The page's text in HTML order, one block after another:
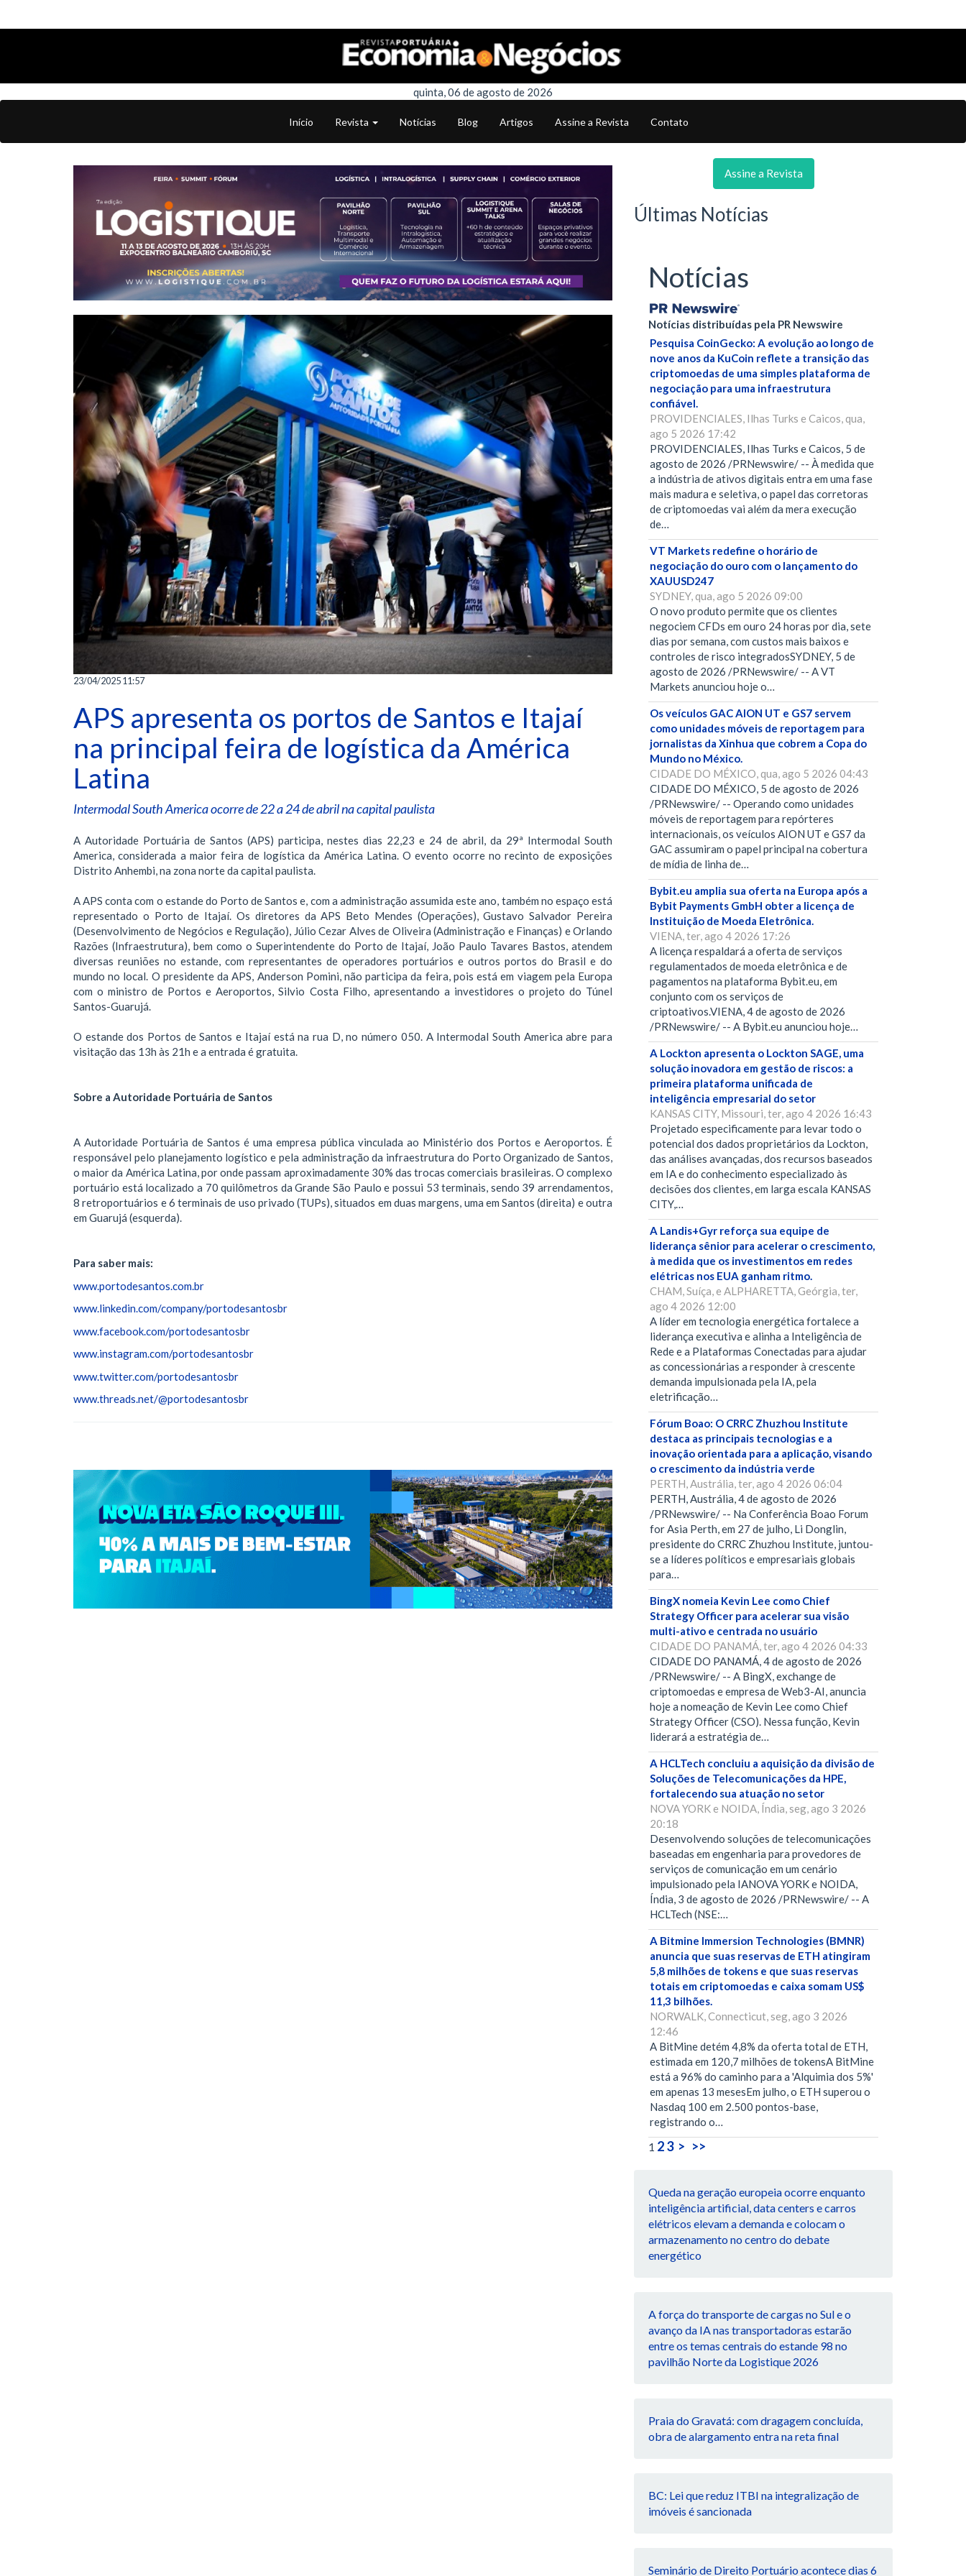
quinta, 06 de agosto de 2026
Início Revista Notícias Blog Artigos Assine a Revista Contato
23/04/2025 11:57
APS apresenta os portos de Santos e Itajaí
na principal feira de logística da América
Latina
Intermodal South America ocorre de 22 a 24 de abril na capital paulista
A Autoridade Portuária de Santos (APS) participa, nestes dias 22,23 e 24 de abril, da 29ª Intermodal South
America, considerada a maior feira de logística da América Latina. O evento ocorre no recinto de exposições
Distrito Anhembi, na zona norte da capital paulista.
A APS conta com o estande do Porto de Santos e, com a administração assumida este ano, também no espaço está
representado o Porto de Itajaí. Os diretores da APS Beto Mendes (Operações), Gustavo Salvador Pereira
(Desenvolvimento de Negócios e Regulação), Júlio Cezar Alves de Oliveira (Administração e Finanças) e Orlando
Razões (Infraestrutura), bem como o Superintendente do Porto de Itajaí, João Paulo Tavares Bastos, atendem
diversas reuniões no estande, com representantes de operadores portuários e outros portos do Brasil e do
mundo no local. O presidente da APS, Anderson Pomini, não participa da feira, pois está em viagem pela Europa
com o ministro de Portos e Aeroportos, Silvio Costa Filho, apresentando a investidores o projeto do Túnel
Santos-Guarujá.
O estande dos Portos de Santos e Itajaí está na rua D, no número 050. A Intermodal South America abre para
visitação das 13h às 21h e a entrada é gratuita.
Sobre a Autoridade Portuária de Santos
A Autoridade Portuária de Santos é uma empresa pública vinculada ao Ministério dos Portos e Aeroportos. É
responsável pelo planejamento logístico e pela administração da infraestrutura do Porto Organizado de Santos,
o maior da América Latina, por onde passam aproximadamente 30% das trocas comerciais brasileiras. O complexo
portuário está localizado a 70 quilômetros da Grande São Paulo e possui 53 terminais, sendo 39 arrendamentos,
8 retroportuários e 6 terminais de uso privado (TUPs), situados em duas margens, uma em Santos (direita) e outra
em Guarujá (esquerda).
Para saber mais:
www.portodesantos.com.br
www.linkedin.com/company/portodesantosbr
www.facebook.com/portodesantosbr
www.instagram.com/portodesantosbr
www.twitter.com/portodesantosbr
www.threads.net/@portodesantosbr
Assine a Revista
Últimas Notícias
Notícias
Notícias distribuídas pela PR Newswire
Pesquisa CoinGecko: A evolução ao longo de
nove anos da KuCoin reflete a transição das
criptomoedas de uma simples plataforma de
negociação para uma infraestrutura
confiável.
PROVIDENCIALES, Ilhas Turks e Caicos, qua,
ago 5 2026 17:42
PROVIDENCIALES, Ilhas Turks e Caicos, 5 de
agosto de 2026 /PRNewswire/ -- À medida que
a indústria de ativos digitais entra em uma fase
mais madura e seletiva, o papel das corretoras
de criptomoedas vai além da mera execução
de…
VT Markets redefine o horário de
negociação do ouro com o lançamento do
XAUUSD247
SYDNEY, qua, ago 5 2026 09:00
O novo produto permite que os clientes
negociem CFDs em ouro 24 horas por dia, sete
dias por semana, com custos mais baixos e
controles de risco integradosSYDNEY, 5 de
agosto de 2026 /PRNewswire/ -- A VT
Markets anunciou hoje o…
Os veículos GAC AION UT e GS7 servem
como unidades móveis de reportagem para
jornalistas da Xinhua que cobrem a Copa do
Mundo no México.
CIDADE DO MÉXICO, qua, ago 5 2026 04:43
CIDADE DO MÉXICO, 5 de agosto de 2026
/PRNewswire/ -- Operando como unidades
móveis de reportagem para repórteres
internacionais, os veículos AION UT e GS7 da
GAC assumiram o papel principal na cobertura
de mídia de linha de…
Bybit.eu amplia sua oferta na Europa após a
Bybit Payments GmbH obter a licença de
Instituição de Moeda Eletrônica.
VIENA, ter, ago 4 2026 17:26
A licença respaldará a oferta de serviços
regulamentados de moeda eletrônica e de
pagamentos na plataforma Bybit.eu, em
conjunto com os serviços de
criptoativos.VIENA, 4 de agosto de 2026
/PRNewswire/ -- A Bybit.eu anunciou hoje…
A Lockton apresenta o Lockton SAGE, uma
solução inovadora em gestão de riscos: a
primeira plataforma unificada de
inteligência empresarial do setor
KANSAS CITY, Missouri, ter, ago 4 2026 16:43
Projetado especificamente para levar todo o
potencial dos dados proprietários da Lockton,
das análises avançadas, dos recursos baseados
em IA e do conhecimento especializado às
decisões dos clientes, em larga escala KANSAS
CITY,…
A Landis+Gyr reforça sua equipe de
liderança sênior para acelerar o crescimento,
à medida que os investimentos em redes
elétricas nos EUA ganham ritmo.
CHAM, Suíça, e ALPHARETTA, Geórgia, ter,
ago 4 2026 12:00
A líder em tecnologia energética fortalece a
liderança executiva e alinha a Inteligência de
Rede e a Plataformas Conectadas para ajudar
as concessionárias a responder à crescente
demanda impulsionada pela IA, pela
eletrificação…
Fórum Boao: O CRRC Zhuzhou Institute
destaca as principais tecnologias e a
inovação orientada para a aplicação, visando
o crescimento da indústria verde
PERTH, Austrália, ter, ago 4 2026 06:04
PERTH, Austrália, 4 de agosto de 2026
/PRNewswire/ -- Na Conferência Boao Forum
for Asia Perth, em 27 de julho, Li Donglin,
presidente do CRRC Zhuzhou Institute, juntou-
se a líderes políticos e empresariais globais
para…
BingX nomeia Kevin Lee como Chief
Strategy Officer para acelerar sua visão
multi-ativo e centrada no usuário
CIDADE DO PANAMÁ, ter, ago 4 2026 04:33
CIDADE DO PANAMÁ, 4 de agosto de 2026
/PRNewswire/ -- A BingX, exchange de
criptomoedas e empresa de Web3-AI, anuncia
hoje a nomeação de Kevin Lee como Chief
Strategy Officer (CSO). Nessa função, Kevin
liderará a estratégia de…
A HCLTech concluiu a aquisição da divisão de
Soluções de Telecomunicações da HPE,
fortalecendo sua atuação no setor
NOVA YORK e NOIDA, Índia, seg, ago 3 2026
20:18
Desenvolvendo soluções de telecomunicações
baseadas em engenharia para provedores de
serviços de comunicação em um cenário
impulsionado pela IANOVA YORK e NOIDA,
Índia, 3 de agosto de 2026 /PRNewswire/ -- A
HCLTech (NSE:…
A Bitmine Immersion Technologies (BMNR)
anuncia que suas reservas de ETH atingiram
5,8 milhões de tokens e que suas reservas
totais em criptomoedas e caixa somam US$
11,3 bilhões.
NORWALK, Connecticut, seg, ago 3 2026
12:46
A BitMine detém 4,8% da oferta total de ETH,
estimada em 120,7 milhões de tokensA BitMine
está a 96% do caminho para a 'Alquimia dos 5%'
em apenas 13 mesesEm julho, o ETH superou o
Nasdaq 100 em 2.500 pontos-base,
registrando o…
1 23 > >>
Queda na geração europeia ocorre enquanto
inteligência artificial, data centers e carros
elétricos elevam a demanda e colocam o
armazenamento no centro do debate
energético
A força do transporte de cargas no Sul e o
avanço da IA nas transportadoras estarão
entre os temas centrais do estande 98 no
pavilhão Norte da Logistique 2026
Praia do Gravatá: com dragagem concluída,
obra de alargamento entra na reta final
BC: Lei que reduz ITBI na integralização de
imóveis é sancionada
Seminário de Direito Portuário acontece dias 6